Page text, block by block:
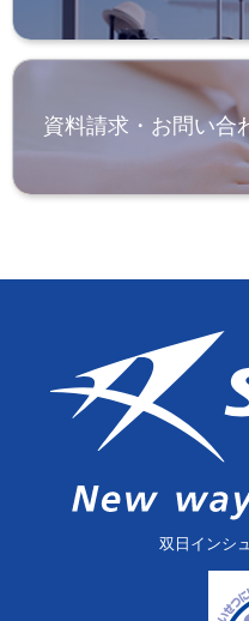
資料請求・お問い合
双日インシ